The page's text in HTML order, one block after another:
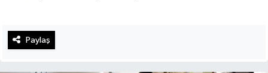
Paylaş